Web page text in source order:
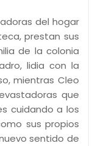
del hogar
prestan sus
de la colonia
lidia con la
mientras Cleo
que
cuidando a los
sus propios
sentido de